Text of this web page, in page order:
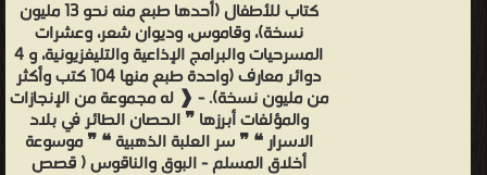
كتاب للأطفال (أحدها طبع منه نحو 13 مليون
نسخة)، وقاموس، وديوان شعر، وعشرات
المسرحيات والبرامج الإذاعية والتليفزيونية، و 4
دوائر معارف (واحدة طبع منها 104 كتب وأكثر
من مليون نسخة). - ❰ له مجموعة من الإنجازات
والمؤلفات أبرزها ❞ الحصان الطائر في بلاد
الاسرار ❝ ❞ سر العلبة الذهبية ❝ ❞ موسوعة
أخلاق المسلم - البوق والناقوس ( قصص